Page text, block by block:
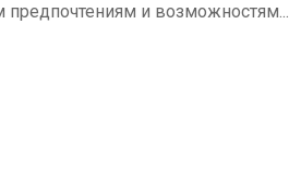
и возможностям...